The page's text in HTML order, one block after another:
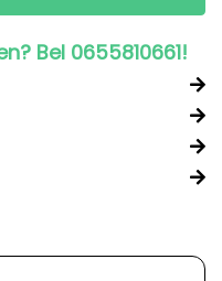
Bel 0655810661!